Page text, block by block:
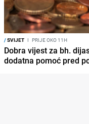
/SVIJET I PRIJE OKO 11H
Dobra vijest za bh.
dodatna pomoć pred